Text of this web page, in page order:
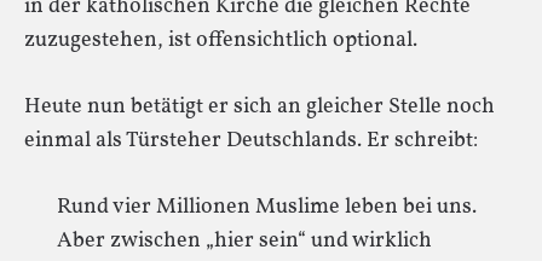
in der katholischen Kirche die gleichen Rechte
zuzugestehen, ist offensichtlich optional.
Heute nun betätigt er sich an gleicher Stelle noch
einmal als Türsteher Deutschlands. Er schreibt:
Rund vier Millionen Muslime leben bei uns.
Aber zwischen „hier sein“ und wirklich